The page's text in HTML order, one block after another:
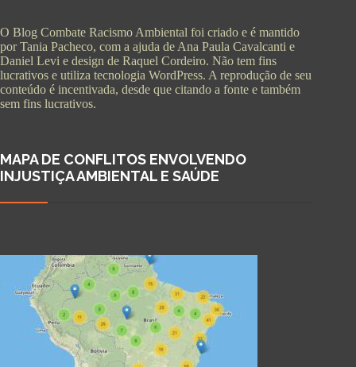
O Blog Combate Racismo Ambiental foi criado e é mantido
por Tania Pacheco, com a ajuda de Ana Paula Cavalcanti e
Daniel Levi e design de Raquel Cordeiro. Não tem fins
lucrativos e utiliza tecnologia WordPress. A reprodução de seu
conteúdo é incentivada, desde que citando a fonte e também
sem fins lucrativos.
MAPA DE CONFLITOS ENVOLVENDO
INJUSTIÇA AMBIENTAL E SAÚDE